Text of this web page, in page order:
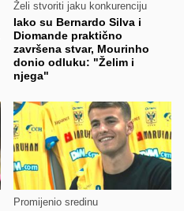
Želi stvoriti jaku konkurenciju
Iako su Bernardo Silva i
Diomande praktično
završena stvar, Mourinho
donio odluku: "Želim i
njega"
Promijenio sredinu